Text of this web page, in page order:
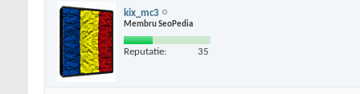
kix_mc3
Membru SeoPedia
Reputatie: 35